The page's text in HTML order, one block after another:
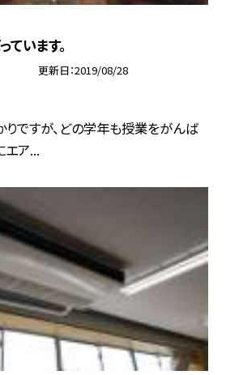
います。
更新日 2019/08/28
ですが、どの学年も授業をがんば
エア...